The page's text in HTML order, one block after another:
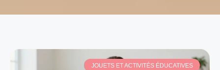
JOUETS ET ACTIVITÉS ÉDUCATIVES